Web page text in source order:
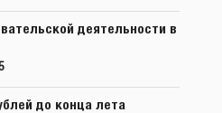
деятельности в
до конца лета